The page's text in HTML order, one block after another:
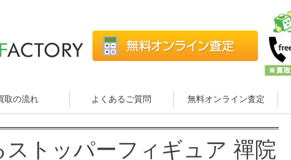
取の流れ よくあるご質問 無料オンライン査定
トッパーフィギュア 禪院